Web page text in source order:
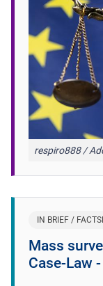
respiro888 /
IN BRIEF /
Mass
Case-Law